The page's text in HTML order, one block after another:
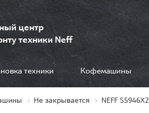
центр
техники Neff
техники Кофемашины
Не закрывается NEFF S5946X2